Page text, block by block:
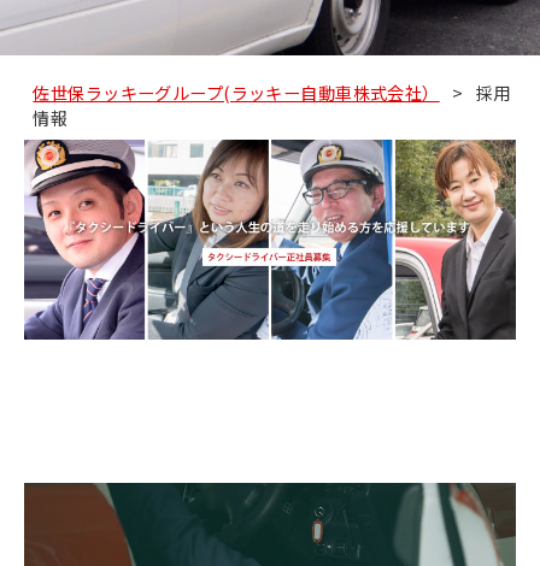
佐世保ラッキーグループ(ラッキー自動車株式会社） > 採用
情報